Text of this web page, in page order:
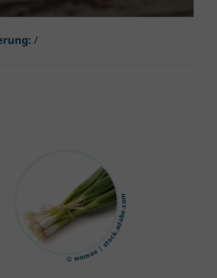
/
© womue | stock.adobe.com